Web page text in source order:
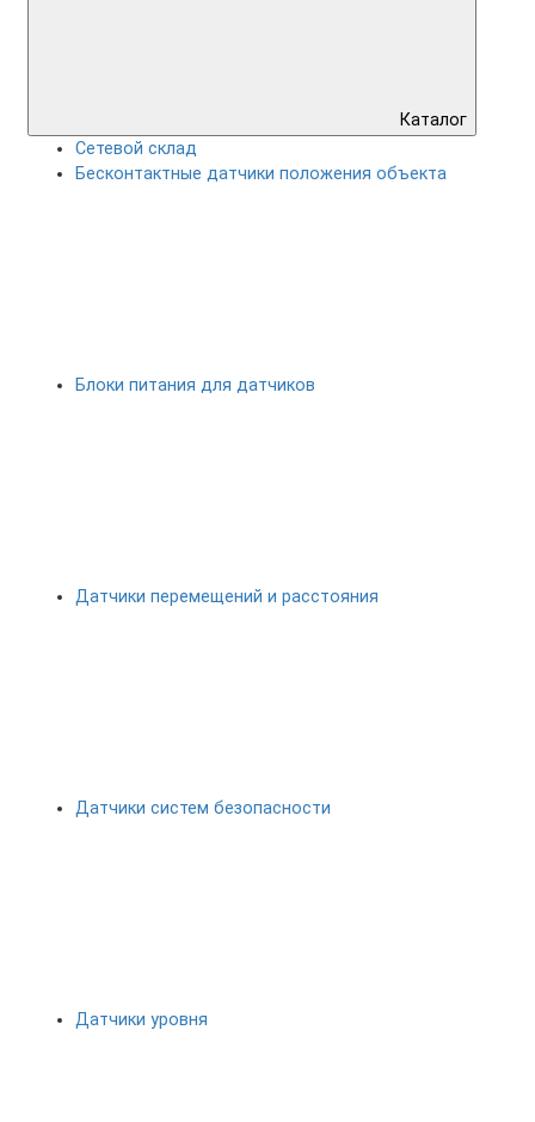
Каталог
Сетевой склад
Бесконтактные датчики положения объекта
Блоки питания для датчиков
Датчики перемещений и расстояния
Датчики систем безопасности
Датчики уровня